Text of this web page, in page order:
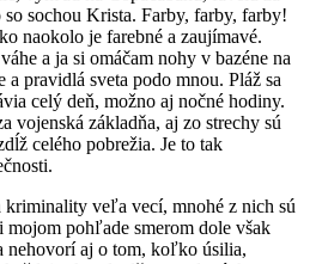
sochou Krista. Farby, farby, farby!
naokolo je farebné a zaujímavé.
a ja si omáčam nohy v bazéne na
pravidlá sveta podo mnou. Pláž sa
celý deň, možno aj nočné hodiny.
vojenská základňa, aj zo strechy sú
celého pobrežia. Je to tak
veľa vecí, mnohé z nich sú
mojom pohľade smerom dole však
nehovorí aj o tom, koľko úsilia,